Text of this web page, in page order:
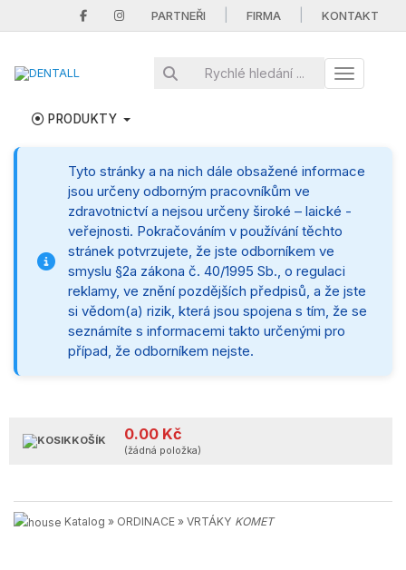
PARTNEŘI FIRMA KONTAKT
Toggle
PRODUKTY
Tyto stránky a na nich dále obsažené informace
jsou určeny odborným pracovníkům ve
zdravotnictví a nejsou určeny široké – laické -
veřejnosti. Pokračováním v používání těchto
stránek potvrzujete, že jste odborníkem ve
smyslu §2a zákona č. 40/1995 Sb., o regulaci
reklamy, ve znění pozdějších předpisů, a že jste
si vědom(a) rizik, která jsou spojena s tím, že se
seznámíte s informacemi takto určenými pro
případ, že odborníkem nejste.
KOŠÍK 0.00 Kč
(žádná položka)
Katalog » ORDINACE » VRTÁKY KOMET